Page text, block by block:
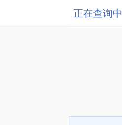
正在查询中